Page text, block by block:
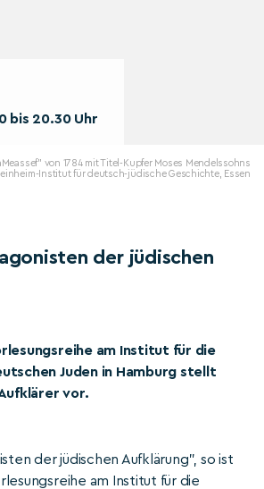
bis 20.30 Uhr
von 1784 mit Titel-Kupfer Moses Mendelssohns
Institut für deutsch-jüdische Geschichte, Essen
der jüdischen
am Institut für die
Juden in Hamburg stellt
vor.
der jüdischen Aufklärung", so ist
am Institut für die